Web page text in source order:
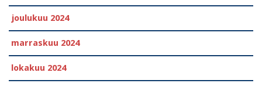
joulukuu 2024
marraskuu 2024
lokakuu 2024